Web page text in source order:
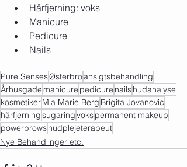
Hårfjerning: voks
Manicure
Pedicure
Nails
Pure SensesØsterbroansigtsbehandling
Århusgademanicure pedicure nailshudanalyse
kosmetikerMia Marie Berg Brigita Jovanovic
hårfjerningsugaringvokspermanent makeup
powerbrowshudplejeterapeut
Nye Behandlinger etc.